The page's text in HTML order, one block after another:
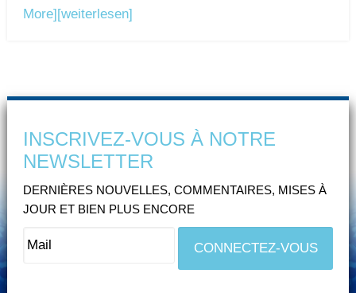
More][weiterlesen]
INSCRIVEZ-VOUS À NOTRE
NEWSLETTER
DERNIÈRES NOUVELLES, COMMENTAIRES, MISES À
JOUR ET BIEN PLUS ENCORE